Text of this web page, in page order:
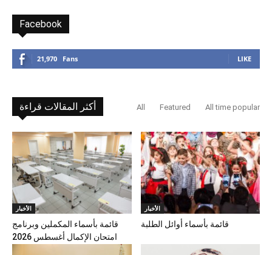
Facebook
21,970 Fans LIKE
أكثر المقالات قراءة All Featured All time popular
الأخبار
قائمة بأسماء المكملين وبرنامج
امتحان الإكمال أغسطس 2026
الأخبار
قائمة بأسماء أوائل الطلبة